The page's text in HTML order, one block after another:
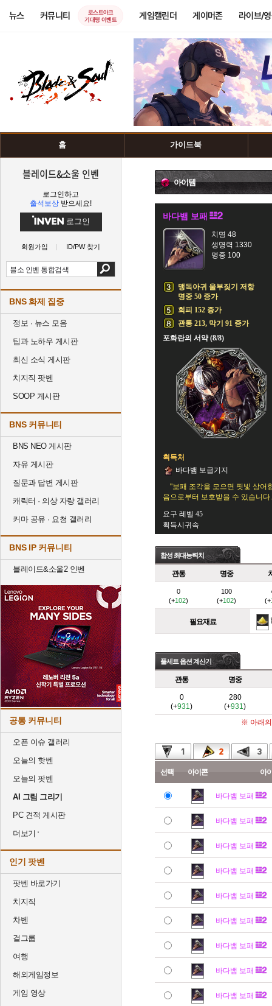
뉴스 커뮤니티
로스트아크
기대평 이벤트
게임캘린더 게이머존 라이브/
홈 가이드북
블레이드&소울 인벤
로그인하고
출석보상 받으세요!
로그인
회원가입 ID/PW 찾기
BNS 화제 집중
정보 · 뉴스 모음
팁과 노하우 게시판
최신 소식 게시판
치지직 팟벤
SOOP 게시판
BNS 커뮤니티
BNS NEO 게시판
자유 게시판
질문과 답변 게시판
캐릭터 · 의상 자랑 갤러리
커마 공유 · 요청 갤러리
BNS IP 커뮤니티
블레이드&소울2 인벤
공통 커뮤니티
오픈 이슈 갤러리
오늘의 핫벤
오늘의 팟벤
AI 그림 그리기
PC 견적 게시판
더보기
인기 팟벤
팟벤 바로가기
치지직
차벤
걸그룹
여행
해외게임정보
게임 영상
아이템
바다뱀 보패
치명 48
생명력 1330
명중 100
맹독아귀 울부짖기 저항
명중 50 증가
회피 152 증가
관통 213, 막기 91 증가
포화란의 서약 (8/8)
획득처
바다뱀 보급기지
"보패 조각을 모으면 핏빛 상어
음으로부터 보호받을 수 있습니다
요구 레벨 45
획득시귀속
합성 최대능력치
관통 명중
0
(+102)
100
(+102)
(+
필요재료
풀세트 옵션 계산기
관통 명중
0
(+931)
280
(+931)
※ 아래의
선택 아이콘 아
바다뱀 보패
바다뱀 보패
바다뱀 보패
바다뱀 보패
바다뱀 보패
바다뱀 보패
바다뱀 보패
바다뱀 보패
바다뱀 보패